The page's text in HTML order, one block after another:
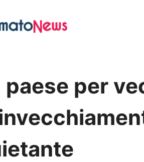
paese per